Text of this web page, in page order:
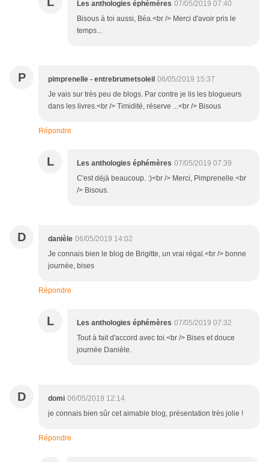
Les anthologies éphémères 07/05/2019 07:40
Bisous à toi aussi, Béa.<br /> Merci d'avoir pris le
temps...
P pimprenelle - entrebrumetsoleil 06/05/2019 15:37
Je vais sur très peu de blogs. Par contre je lis les blogueurs
dans les livres.<br /> Timidité, réserve ...<br /> Bisous
Répondre
L Les anthologies éphémères 07/05/2019 07:39
C'est déjà beaucoup. :)<br /> Merci, Pimprenelle.<br
/> Bisous.
D danièle 06/05/2019 14:02
Je connais bien le blog de Brigitte, un vrai régal.<br /> bonne
journée, bises
Répondre
L Les anthologies éphémères 07/05/2019 07:32
Tout à fait d'accord avec toi.<br /> Bises et douce
journée Danièle.
D domi 06/05/2019 12:14
je connais bien sûr cet aimable blog, présentation très jolie !
Répondre